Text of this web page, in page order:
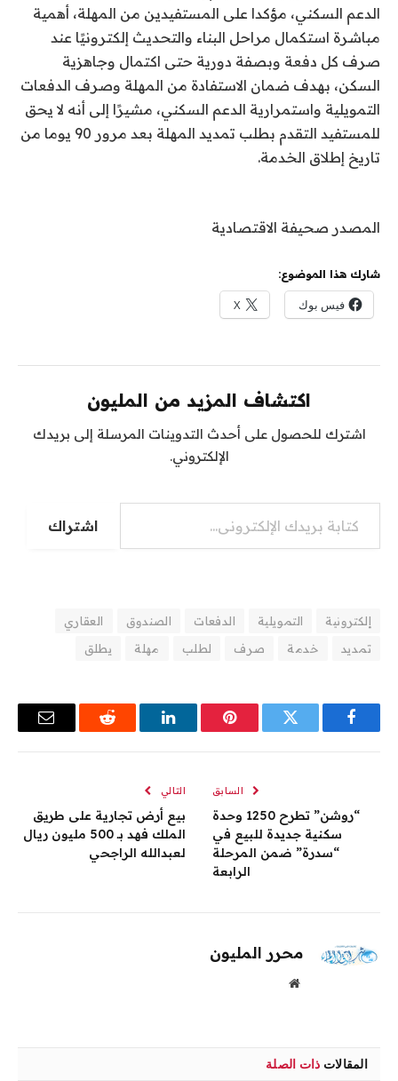
الدعم السكني، مؤكدا على المستفيدين من المهلة، أهمية
مباشرة استكمال مراحل البناء والتحديث إلكترونيًا عند
صرف كل دفعة وبصفة دورية حتى اكتمال وجاهزية
السكن، بهدف ضمان الاستفادة من المهلة وصرف الدفعات
التمويلية واستمرارية الدعم السكني، مشيرًا إلى أنه لا يحق
للمستفيد التقدم بطلب تمديد المهلة بعد مرور 90 يوما من
تاريخ إطلاق الخدمة.
المصدر صحيفة الاقتصادية
شارك هذا الموضوع:
فيس بوك X
اكتشاف المزيد من المليون
اشترك للحصول على أحدث التدوينات المرسلة إلى بريدك
الإلكتروني.
اشتراك
إلكترونية التمويلية الدفعات الصندوق
العقاري
تمديد
خدمة صرف لطلب مهلة يطلق
فيسبوك تويتر بينتيريستلينكدإن رديت
البريد
السابق
“روشن” تطرح 1250 وحدة
سكنية جديدة للبيع في
“سدرة” ضمن المرحلة
الرابعة
التالي
بيع أرض تجارية على طريق
الملك فهد بـ 500 مليون ريال
لعبدالله الراجحي
محرر المليون
موقع
المقالات ذات الصلة